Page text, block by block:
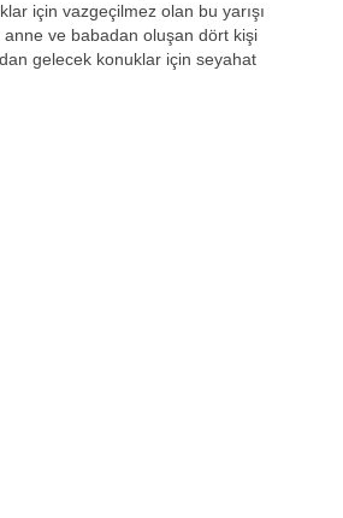
için vazgeçilmez olan bu yarışı
ve babadan oluşan dört kişi
gelecek konuklar için seyahat